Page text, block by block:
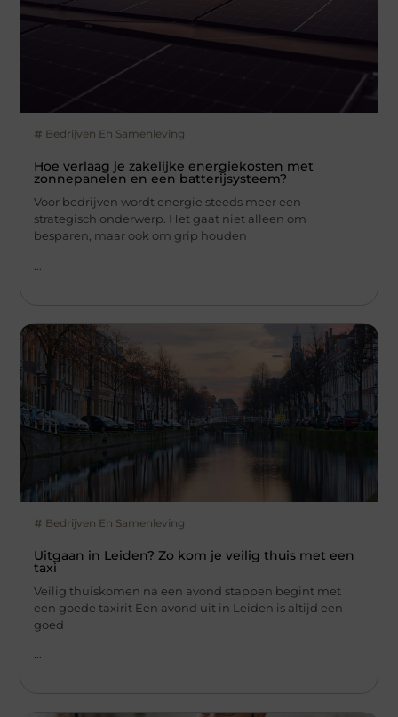
Bedrijven En Samenleving
Hoe verlaag je zakelijke energiekosten met
zonnepanelen en een batterijsysteem?
Voor bedrijven wordt energie steeds meer een
strategisch onderwerp. Het gaat niet alleen om
besparen, maar ook om grip houden
Bedrijven En Samenleving
Uitgaan in Leiden? Zo kom je veilig thuis met een
taxi
Veilig thuiskomen na een avond stappen begint met
een goede taxirit Een avond uit in Leiden is altijd een
goed
...